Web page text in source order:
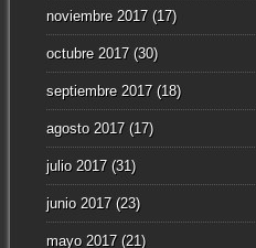
noviembre 2017(17)
octubre 2017(30)
septiembre 2017(18)
agosto 2017(17)
julio 2017(31)
junio 2017(23)
mayo 2017(21)